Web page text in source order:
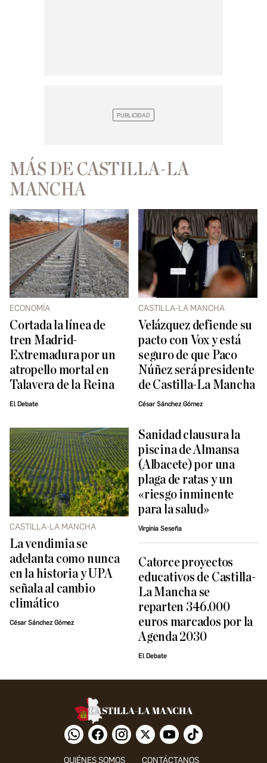
MÁS DE CASTILLA-LA
MANCHA
ECONOMÍA
Cortada la línea de
tren Madrid-
Extremadura por un
atropello mortal en
Talavera de la Reina
El Debate
CASTILLA-LA MANCHA
Velázquez defiende su
pacto con Vox y está
seguro de que Paco
Núñez será presidente
de Castilla-La Mancha
César Sánchez Gómez
CASTILLA-LA MANCHA
La vendimia se
adelanta como nunca
en la historia y UPA
señala al cambio
climático
César Sánchez Gómez
Sanidad clausura la
piscina de Almansa
(Albacete) por una
plaga de ratas y un
«riesgo inminente
para la salud»
Virginia Seseña
Catorce proyectos
educativos de Castilla-
La Mancha se
reparten 346.000
euros marcados por la
Agenda 2030
El Debate
QUIÉNES SOMOS CONTÁCTANOS